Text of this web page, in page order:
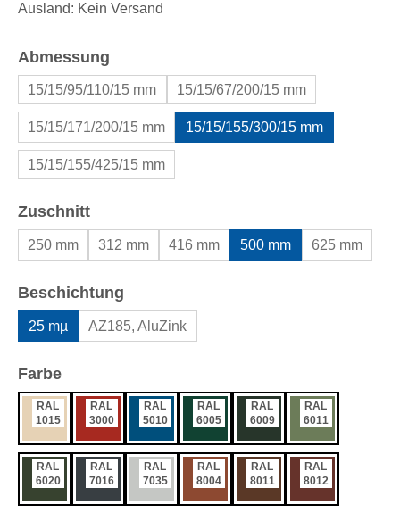
Ausland: Kein Versand
Abmessung
15/15/95/110/15 mm 15/15/67/200/15 mm
15/15/171/200/15 mm 15/15/155/300/15 mm
15/15/155/425/15 mm
Zuschnittauswählen
250 mm 312 mm 416 mm 500 mm 625 mm
Beschichtung
25 mµ AZ185, AluZink
Farbeauswählen
RAL
1015
RAL
3000
RAL
5010
RAL
6005
RAL
6009
RAL
6011
RAL
6020
RAL
7016
RAL
7035
RAL
8004
RAL
8011
RAL
8012